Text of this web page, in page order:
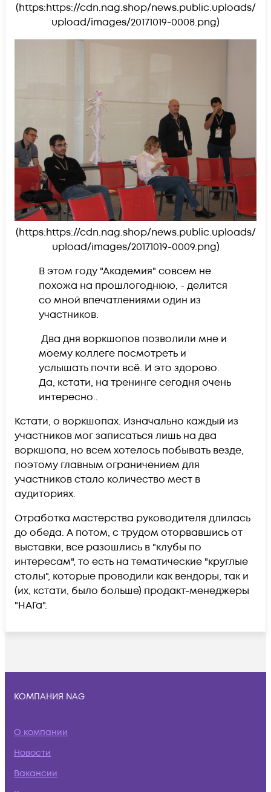
(https:https://cdn.nag.shop/news.public.uploads/
upload/images/20171019-0008.png)
(https:https://cdn.nag.shop/news.public.uploads/
upload/images/20171019-0009.png)
В этом году "Академия" совсем не
похожа на прошлогоднюю, - делится
со мной впечатлениями один из
участников.
Два дня воркшопов позволили мне и
моему коллеге посмотреть и
услышать почти всё. И это здорово.
Да, кстати, на тренинге сегодня очень
интересно..
Кстати, о воркшопах. Изначально каждый из
участников мог записаться лишь на два
воркшопа, но всем хотелось побывать везде,
поэтому главным ограничением для
участников стало количество мест в
аудиториях.
Отработка мастерства руководителя длилась
до обеда. А потом, с трудом оторвавшись от
выставки, все разошлись в "клубы по
интересам", то есть на тематические "круглые
столы", которые проводили как вендоры, так и
(их, кстати, было больше) продакт-менеджеры
"НАГа".
КОМПАНИЯ NAG
О компании
Новости
Вакансии